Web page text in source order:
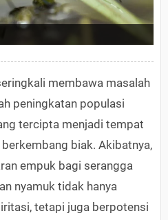
membawa masalah
peningkatan populasi
tercipta menjadi tempat
biak. Akibatnya,
empuk bagi serangga
nyamuk tidak hanya
tetapi juga berpotensi